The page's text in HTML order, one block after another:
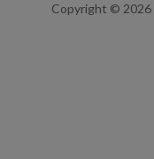
Copyright © 2026